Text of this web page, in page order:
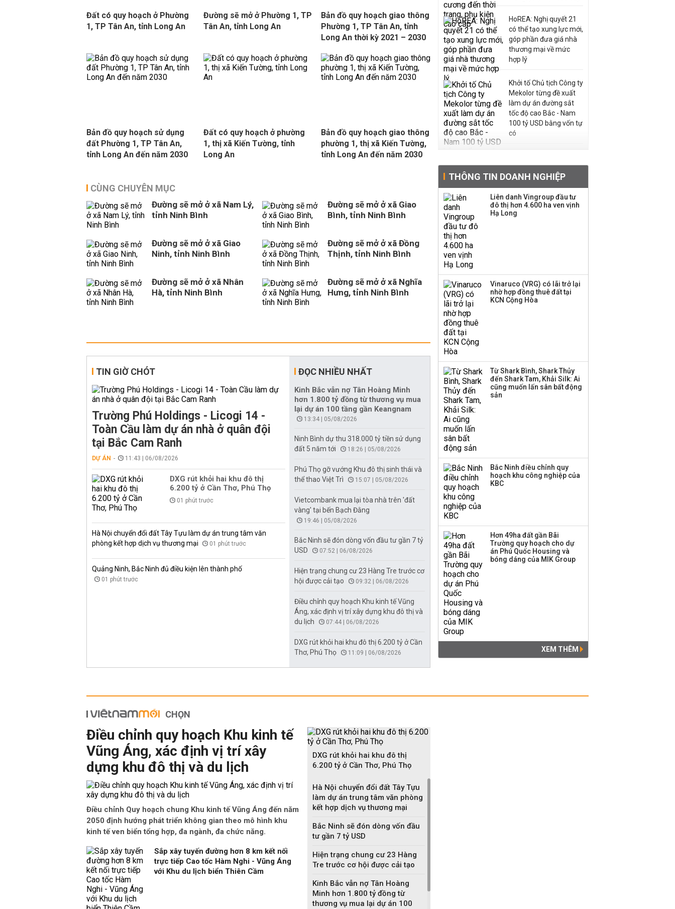
Đất có quy hoạch ở Phường
1, TP Tân An, tỉnh Long An
Đường sẽ mở ở Phường 1, TP
Tân An, tỉnh Long An
Bản đồ quy hoạch giao thông
Phường 1, TP Tân An, tỉnh
Long An thời kỳ 2021 – 2030
Bản đồ quy hoạch sử dụng
đất Phường 1, TP Tân An,
tỉnh Long An đến năm 2030
Đất có quy hoạch ở phường
1, thị xã Kiến Tường, tỉnh
Long An
Bản đồ quy hoạch giao thông
phường 1, thị xã Kiến Tường,
tỉnh Long An đến năm 2030
CÙNG CHUYÊN MỤC
Đường sẽ mở ở xã Nam Lý,
tỉnh Ninh Bình
Đường sẽ mở ở xã Giao
Bình, tỉnh Ninh Bình
Đường sẽ mở ở xã Giao
Ninh, tỉnh Ninh Bình
Đường sẽ mở ở xã Đồng
Thịnh, tỉnh Ninh Bình
Đường sẽ mở ở xã Nhân
Hà, tỉnh Ninh Bình
Đường sẽ mở ở xã Nghĩa
Hưng, tỉnh Ninh Bình
TIN GIỜ CHÓT
Trường Phú Holdings - Licogi 14 -
Toàn Cầu làm dự án nhà ở quân đội
tại Bắc Cam Ranh
DỰ ÁN 11:43 | 06/08/2026
DXG rút khỏi hai khu đô thị
6.200 tỷ ở Cần Thơ, Phú Thọ
01 phút trước
Hà Nội chuyển đổi đất Tây Tựu làm dự án trung tâm văn
phòng kết hợp dịch vụ thương mại
01 phút trước
Quảng Ninh, Bắc Ninh đủ điều kiện lên thành phố
01 phút trước
ĐỌC NHIỀU NHẤT
Kinh Bắc vẫn nợ Tân Hoàng Minh
hơn 1.800 tỷ đồng từ thương vụ mua
lại dự án 100 tầng gần Keangnam
13:34 | 05/08/2026
Ninh Bình dự thu 318.000 tỷ tiền sử dụng
đất 5 năm tới
18:26 | 05/08/2026
Phú Thọ gỡ vướng Khu đô thị sinh thái và
thể thao Việt Trì
15:07 | 05/08/2026
Vietcombank mua lại tòa nhà trên 'đất
vàng' tại bến Bạch Đằng
19:46 | 05/08/2026
Bắc Ninh sẽ đón dòng vốn đầu tư gần 7 tỷ
USD
07:52 | 06/08/2026
Hiện trạng chung cư 23 Hàng Tre trước cơ
hội được cải tạo
09:32 | 06/08/2026
Điều chỉnh quy hoạch Khu kinh tế Vũng
Áng, xác định vị trí xây dựng khu đô thị và
du lịch
07:44 | 06/08/2026
DXG rút khỏi hai khu đô thị 6.200 tỷ ở Cần
Thơ, Phú Thọ
11:09 | 06/08/2026
HoREA: Nghị quyết 21
có thể tạo xung lực mới,
góp phần đưa giá nhà
thương mại về mức
hợp lý
Khởi tố Chủ tịch Công ty
Mekolor từng đề xuất
làm dự án đường sắt
tốc độ cao Bắc - Nam
100 tỷ USD bằng vốn tự
có
thường, dự kiến điều
chỉnh kế hoạch kinh
doanh 2026
Kinh Bắc dự kiến cho
drone và trừng phạt
doanh nghiệp Mỹ
Sacombank phát hành
ba đợt trái phiếu thu về
THÔNG TIN DOANH NGHIỆP
Liên danh Vingroup đầu tư
đô thị hơn 4.600 ha ven vịnh
Hạ Long
Vinaruco (VRG) có lãi trở lại
nhờ hợp đồng thuê đất tại
KCN Cộng Hòa
Từ Shark Bình, Shark Thủy
đến Shark Tam, Khải Silk: Ai
cũng muốn lấn sân bất động
sản
Bắc Ninh điều chỉnh quy
hoạch khu công nghiệp của
KBC
Hơn 49ha đất gần Bãi
Trường quy hoạch cho dự
án Phú Quốc Housing và
bóng dáng của MIK Group
XEM THÊM
CHỌN
Điều chỉnh quy hoạch Khu kinh tế
Vũng Áng, xác định vị trí xây
dựng khu đô thị và du lịch
Điều chỉnh Quy hoạch chung Khu kinh tế Vũng Áng đến năm
2050 định hướng phát triển không gian theo mô hình khu
kinh tế ven biển tổng hợp, đa ngành, đa chức năng.
Sắp xây tuyến đường hơn 8 km kết nối
trực tiếp Cao tốc Hàm Nghi - Vũng Áng
với Khu du lịch biển Thiên Cầm
DXG rút khỏi hai khu đô thị
6.200 tỷ ở Cần Thơ, Phú Thọ
Hà Nội chuyển đổi đất Tây Tựu
làm dự án trung tâm văn phòng
kết hợp dịch vụ thương mại
Bắc Ninh sẽ đón dòng vốn đầu
tư gần 7 tỷ USD
Hiện trạng chung cư 23 Hàng
Tre trước cơ hội được cải tạo
Kinh Bắc vẫn nợ Tân Hoàng
Minh hơn 1.800 tỷ đồng từ
thương vụ mua lại dự án 100